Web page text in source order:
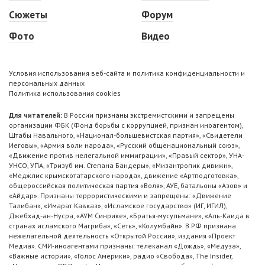
Сюжеты
Фото
Форум
Видео
Условия использования веб-сайта и политика конфиденциальности и
персональных данных
Политика использования cookies
Для читателей: В России признаны экстремистскими и запрещены
организации ФБК (Фонд борьбы с коррупцией, признан иноагентом),
Штабы Навального, «Национал-большевистская партия», «Свидетели
Иеговы», «Армия воли народа», «Русский общенациональный союз»,
«Движение против нелегальной иммиграции», «Правый сектор», УНА-
УНСО, УПА, «Тризуб им. Степана Бандеры», «Мизантропик дивижн»,
«Меджлис крымскотатарского народа», движение «Артподготовка»,
общероссийская политическая партия «Воля», АУЕ, батальоны «Азов» и
«Айдар». Признаны террористическими и запрещены: «Движение
Талибан», «Имарат Кавказ», «Исламское государство» (ИГ, ИГИЛ),
Джебхад-ан-Нусра, «АУМ Синрике», «Братья-мусульмане», «Аль-Каида в
странах исламского Магриба», «Сеть», «Колумбайн». В РФ признана
нежелательной деятельность «Открытой России», издания «Проект
Медиа». СМИ-иноагентами признаны: телеканал «Дождь», «Медуза»,
«Важные истории», «Голос Америки», радио «Свобода», The Insider,